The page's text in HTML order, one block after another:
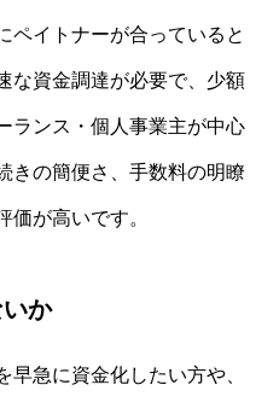
ペイトナーが合っていると
な資金調達が必要で、少額
ランス・個人事業主が中心
きの簡便さ、手数料の明瞭
価が高いです。
か
急に資金化したい方や、